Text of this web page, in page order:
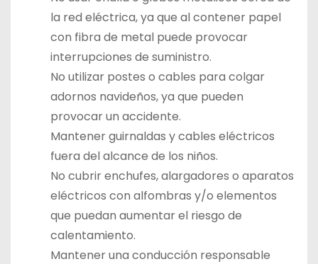
la red eléctrica, ya que al contener papel
con fibra de metal puede provocar
interrupciones de suministro.
No utilizar postes o cables para colgar
adornos navideños, ya que pueden
provocar un accidente.
Mantener guirnaldas y cables eléctricos
fuera del alcance de los niños.
No cubrir enchufes, alargadores o aparatos
eléctricos con alfombras y/o elementos
que puedan aumentar el riesgo de
calentamiento.
Mantener una conducción responsable